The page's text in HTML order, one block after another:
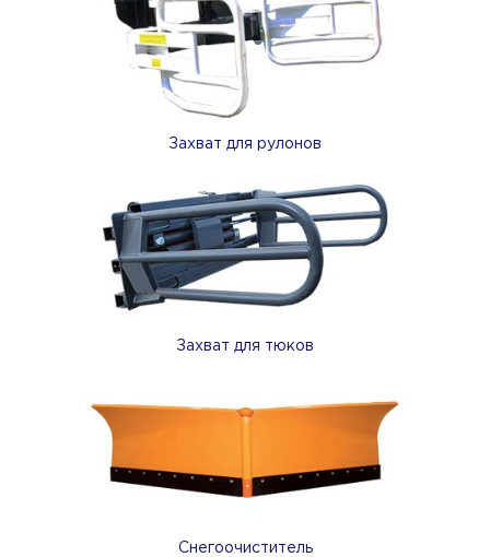
Захват для рулонов
Захват для тюков
Снегоочиститель